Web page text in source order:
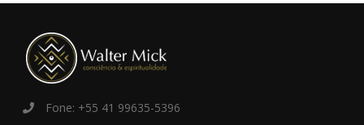
Fone: +55 41 99635-5396